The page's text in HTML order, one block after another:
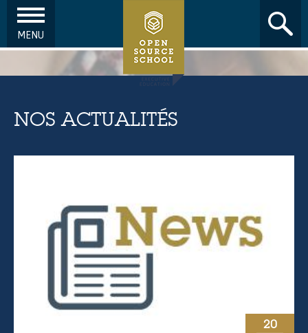
Aller au contenu principal
MENU
NOS ACTUALITÉS
20